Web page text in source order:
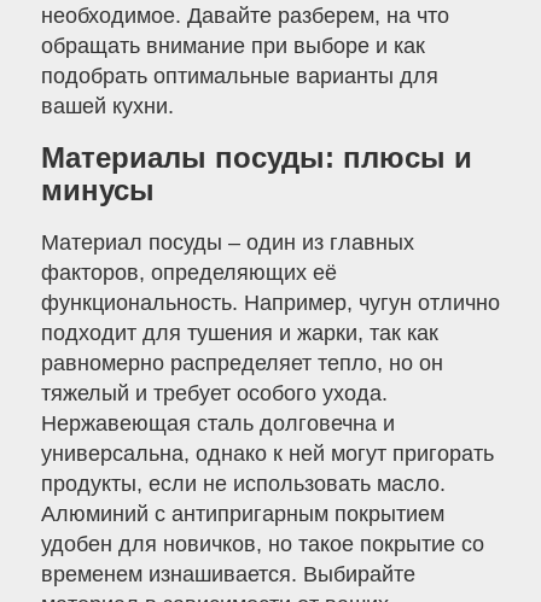
необходимое. Давайте разберем, на что
обращать внимание при выборе и как
подобрать оптимальные варианты для
вашей кухни.
Материалы посуды: плюсы и
минусы
Материал посуды – один из главных
факторов, определяющих её
функциональность. Например, чугун отлично
подходит для тушения и жарки, так как
равномерно распределяет тепло, но он
тяжелый и требует особого ухода.
Нержавеющая сталь долговечна и
универсальна, однако к ней могут пригорать
продукты, если не использовать масло.
Алюминий с антипригарным покрытием
удобен для новичков, но такое покрытие со
временем изнашивается. Выбирайте